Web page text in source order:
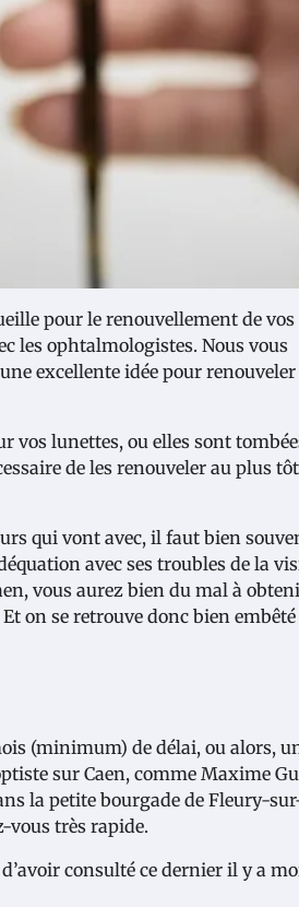
pour le renouvellement de vos
les ophtalmologistes. Nous vous
excellente idée pour renouveler
vos lunettes, ou elles sont
de les renouveler au plus tôt
qui vont avec, il faut bien
avec ses troubles de la
vous aurez bien du mal à
on se retrouve donc bien embêté
(minimum) de délai, ou alors,
sur Caen, comme Maxime
la petite bourgade de Fleury-
vous très rapide.
consulté ce dernier il y a